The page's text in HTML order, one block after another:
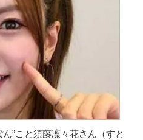
”こと須藤凜々花さん（すと